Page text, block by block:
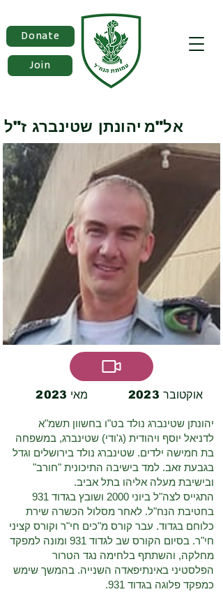
Donate
Join
אל"מ יהונתן שטינברג ז"ל
2023 אוקטובר 2023 מאי
יהונתן שטינברג נולד בט"ו בחשוון תשמ"א
לדניאל יוסף ויהודית (ג'ודי) שטינברג, במשפחה
בת חמישה ילדים. שטינברג נולד בירושלים וגדל
בגבעת זאב. למד בישיבה התיכונית "חורב"
ובישיבת מעלה אליהו בתל אביב.
התגייס לצה"ל ביוני 2000 ושובץ בגדוד 931
בחטיבת הנח"ל. לאחר מסלול הכשרה שירת
כלוחם בגדוד. עבר קורס מ"כים חי"ר וקורס קציני
חי"ר. בסיום הקורס שב לגדוד 931 ומונה למפקד
מחלקה, והשתתף בלחימה נגד הטרור
הפלסטיני באינתיפאדה השנייה. בהמשך שימש
כמפקד פלוגה בגדוד 931.